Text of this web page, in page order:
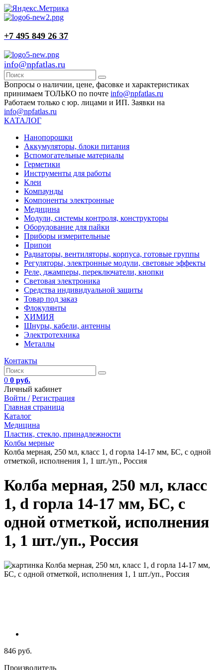
+7 495 849 26 37
info@npfatlas.ru
Вопросы о наличии, цене, фасовке и характеристиках
принимаем ТОЛЬКО по почте info@npfatlas.ru
Работаем только с юр. лицами и ИП. Заявки на
info@npfatlas.ru
КАТАЛОГ
Нанопорошки
Аккумуляторы, блоки питания
Вспомогательные материалы
Герметики
Инструменты для работы
Клеи
Компаунды
Компоненты электронные
Медицина
Модули, системы контроля, конструкторы
Оборудование для пайки
Приборы измерительные
Припои
Радиаторы, вентиляторы, корпуса, готовые группы
Регуляторы, электронные модули, световые эффекты
Реле, джамперы, переключатели, кнопки
Световая электроника
Средства индивидуальной защиты
Товар под заказ
Флокулянты
ХИМИЯ
Шнуры, кабели, антенны
Электротехника
Металлы
Контакты
0 0 руб.
Личный кабинет
Войти / Регистрация
Главная страница
Каталог
Медицина
Пластик, стекло, принадлежности
Колбы мерные
Колба мерная, 250 мл, класс 1, d горла 14-17 мм, БС, с одной
отметкой, исполнения 1, 1 шт./уп., Россия
Колба мерная, 250 мл, класс
1, d горла 14-17 мм, БС, с
одной отметкой, исполнения
1, 1 шт./уп., Россия
846 руб.
Производитель